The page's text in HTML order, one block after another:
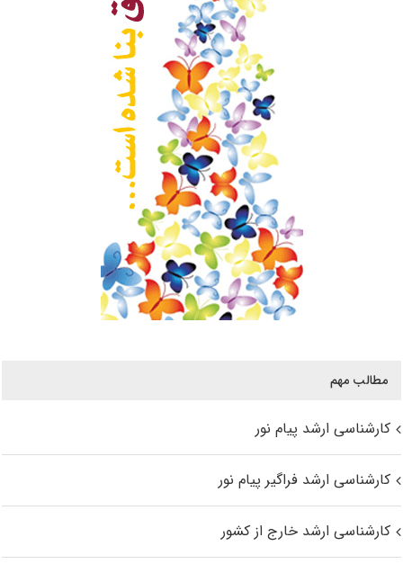
مطالب مهم
کارشناسی ارشد پیام نور
کارشناسی ارشد فراگیر پیام نور
کارشناسی ارشد خارج از کشور